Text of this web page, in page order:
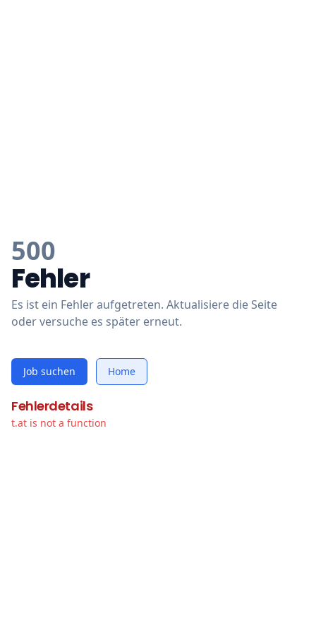
500
Fehler
Es ist ein Fehler aufgetreten. Aktualisiere die Seite
oder versuche es später erneut.
Job suchen Home
Fehlerdetails
t.at is not a function